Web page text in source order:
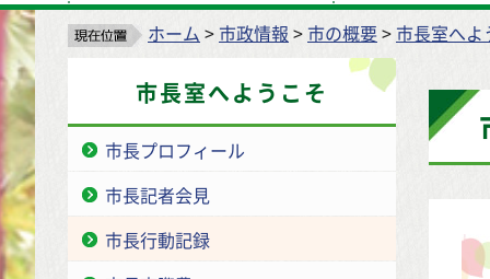
ホーム >市政情報 >市の概要>市長室へよ
市長室へようこそ
市長プロフィール
市長記者会見
市長行動記録